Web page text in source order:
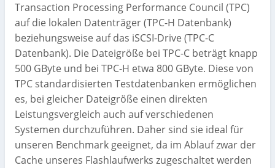
Transaction Processing Performance Council (TPC)
auf die lokalen Datenträger (TPC-H Datenbank)
beziehungsweise auf das iSCSI-Drive (TPC-C
Datenbank). Die Dateigröße bei TPC-C beträgt knapp
500 GByte und bei TPC-H etwa 800 GByte. Diese von
TPC standardisierten Testdatenbanken ermöglichen
es, bei gleicher Dateigröße einen direkten
Leistungsvergleich auch auf verschiedenen
Systemen durchzuführen. Daher sind sie ideal für
unseren Benchmark geeignet, da im Ablauf zwar der
Cache unseres Flashlaufwerks zugeschaltet werden